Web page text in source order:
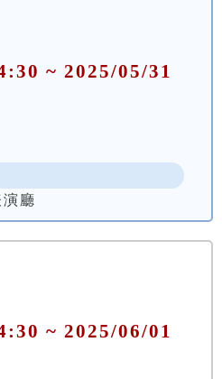
~ 2025/05/31
廳
~ 2025/06/01